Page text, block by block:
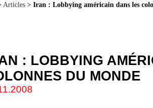
Articles > Iran : Lobbying américain dans les
: LOBBYING
DU MONDE